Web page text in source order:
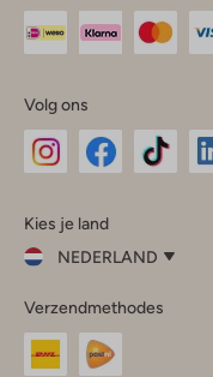
Volg ons
InstagramFacebook
Kies je land
NEDERLAND
je
land
Nederland
Verzendmethodes